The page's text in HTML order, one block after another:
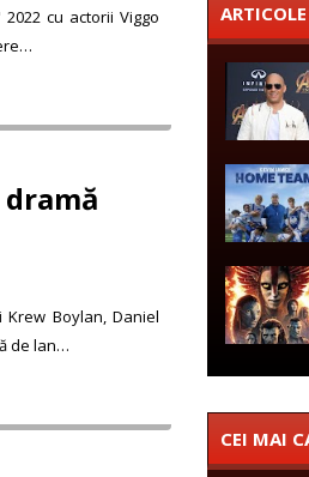
cu actorii Viggo
Boylan, Daniel
de lan…
CEI MAI